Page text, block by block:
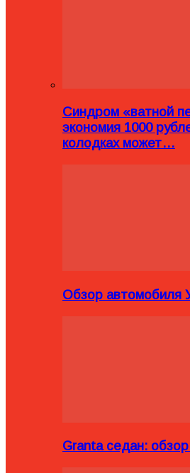
Синдром «ватной
экономия 1000
колодках может…
Обзор автомобиля
Granta седан: